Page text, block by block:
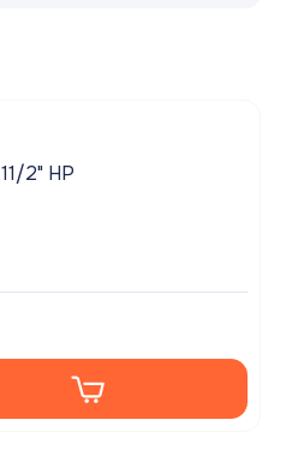
Cетка для обр.клапана 11/2" НР